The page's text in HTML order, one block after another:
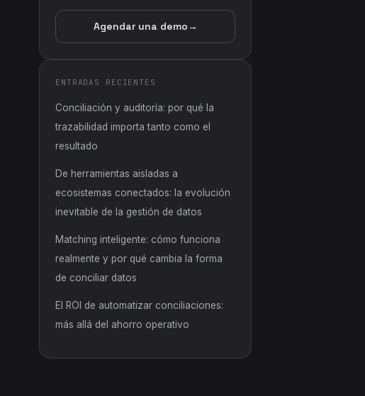
Agendar una demo→
ENTRADAS RECIENTES
Conciliación y auditoría: por qué la
trazabilidad importa tanto como el
resultado
De herramientas aisladas a
ecosistemas conectados: la evolución
inevitable de la gestión de datos
Matching inteligente: cómo funciona
realmente y por qué cambia la forma
de conciliar datos
El ROI de automatizar conciliaciones:
más allá del ahorro operativo